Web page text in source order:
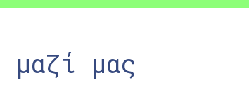
μαζί μας